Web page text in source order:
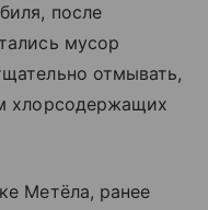
после
мусор
отмывать,
хлорсодержащих
Метёла, ранее